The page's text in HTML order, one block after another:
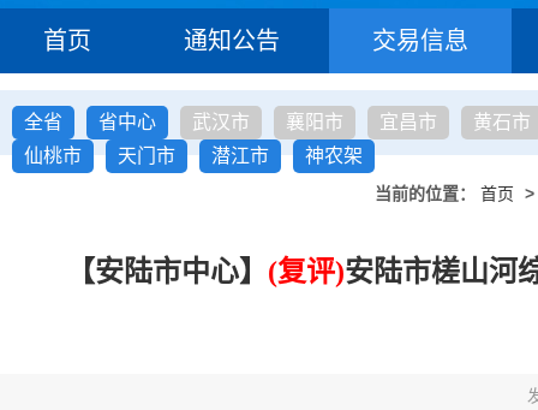
首页 通知公告 交易信息
全省 省中心 武汉市 襄阳市 宜昌市
黄石市
仙桃市
天门市 潜江市 神农架
当前的位置： 首页 >
【安陆市中心】 (复评)安陆市槎山河